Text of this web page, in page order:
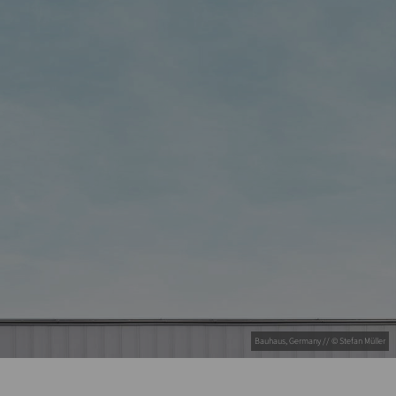
Bauhaus, Germany // © Stefan Müller